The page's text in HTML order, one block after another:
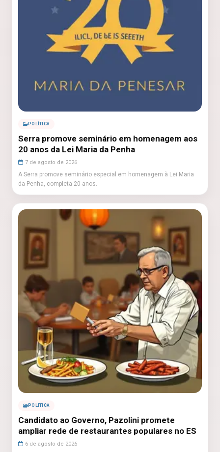
POLÍTICA
Serra promove seminário em homenagem aos
20 anos da Lei Maria da Penha
7 de agosto de 2026
A Serra promove seminário especial em homenagem à Lei Maria
da Penha, completa 20 anos.
POLÍTICA
Candidato ao Governo, Pazolini promete
ampliar rede de restaurantes populares no ES
6 de agosto de 2026